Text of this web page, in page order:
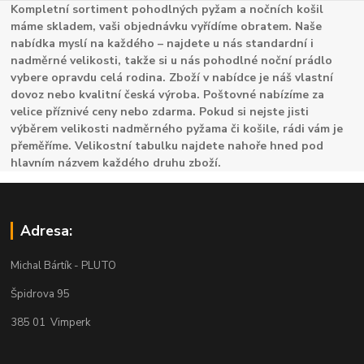
Kompletní sortiment pohodlných pyžam a nočních košil
máme skladem, vaši objednávku vyřídíme obratem. Naše
nabídka myslí na každého – najdete u nás standardní i
nadměrné velikosti, takže si u nás pohodlné noční prádlo
vybere opravdu celá rodina. Zboží v nabídce je náš vlastní
dovoz nebo kvalitní česká výroba. Poštovné nabízíme za
velice příznivé ceny nebo zdarma. Pokud si nejste jisti
výběrem velikosti nadměrného pyžama či košile, rádi vám je
přeměříme. Velikostní tabulku najdete nahoře hned pod
hlavním názvem každého druhu zboží.
Adresa:
Michal Bártík - PLUTO
Špidrova 95
385 01 Vimperk